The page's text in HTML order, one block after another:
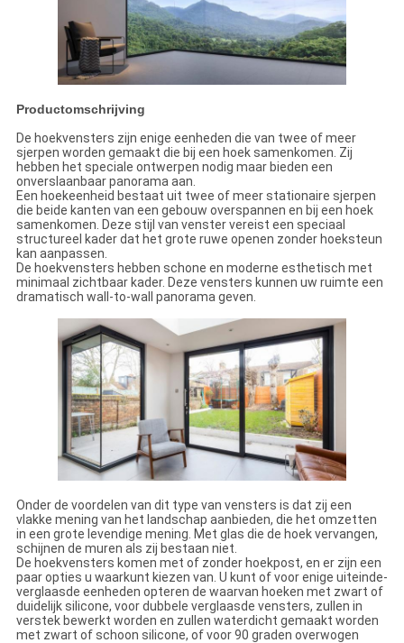
Productomschrijving
De hoekvensters zijn enige eenheden die van twee of meer
sjerpen worden gemaakt die bij een hoek samenkomen. Zij
hebben het speciale ontwerpen nodig maar bieden een
onverslaanbaar panorama aan.
Een hoekeenheid bestaat uit twee of meer stationaire sjerpen
die beide kanten van een gebouw overspannen en bij een hoek
samenkomen. Deze stijl van venster vereist een speciaal
structureel kader dat het grote ruwe openen zonder hoeksteun
kan aanpassen.
De hoekvensters hebben schone en moderne esthetisch met
minimaal zichtbaar kader. Deze vensters kunnen uw ruimte een
dramatisch wall-to-wall panorama geven.
Onder de voordelen van dit type van vensters is dat zij een
vlakke mening van het landschap aanbieden, die het omzetten
in een grote levendige mening. Met glas die de hoek vervangen,
schijnen de muren als zij bestaan niet.
De hoekvensters komen met of zonder hoekpost, en er zijn een
paar opties u waarkunt kiezen van. U kunt of voor enige uiteinde-
verglaasde eenheden opteren de waarvan hoeken met zwart of
duidelijk silicone, voor dubbele verglaasde vensters, zullen in
verstek bewerkt worden en zullen waterdicht gemaakt worden
met zwart of schoon silicone, of voor 90 graden overwogen